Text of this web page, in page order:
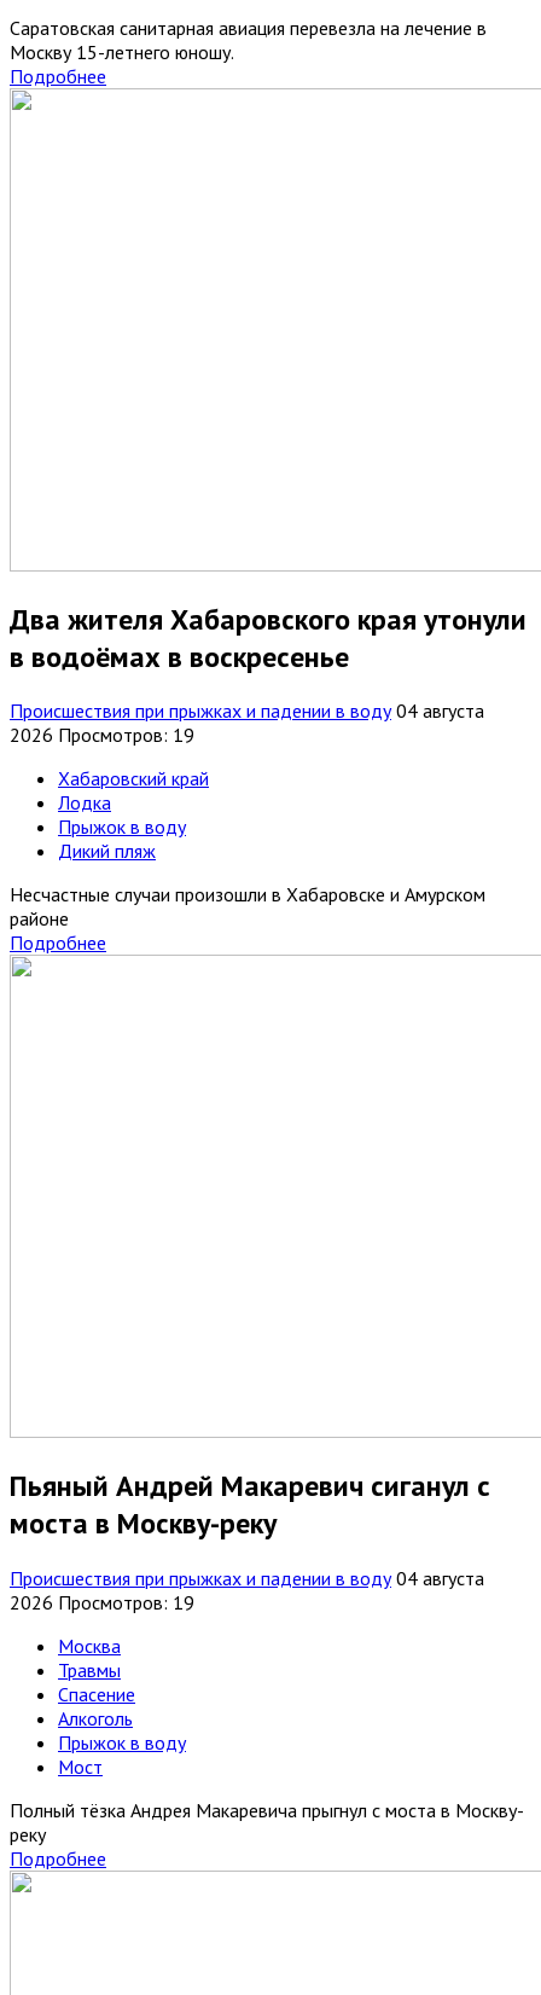
Саратовская санитарная авиация перевезла на лечение в
Москву 15-летнего юношу.
Подробнее
Два жителя Хабаровского края утонули
в водоёмах в воскресенье
Происшествия при прыжках и падении в воду 04 августа
2026 Просмотров: 19
Хабаровский край
Лодка
Прыжок в воду
Дикий пляж
Несчастные случаи произошли в Хабаровске и Амурском
районе
Подробнее
Пьяный Андрей Макаревич сиганул с
моста в Москву-реку
Происшествия при прыжках и падении в воду 04 августа
2026 Просмотров: 19
Москва
Травмы
Спасение
Алкоголь
Прыжок в воду
Мост
Полный тёзка Андрея Макаревича прыгнул с моста в Москву-
реку
Подробнее